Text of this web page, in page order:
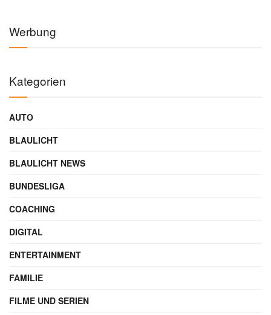
Werbung
Kategorien
AUTO
BLAULICHT
BLAULICHT NEWS
BUNDESLIGA
COACHING
DIGITAL
ENTERTAINMENT
FAMILIE
FILME UND SERIEN